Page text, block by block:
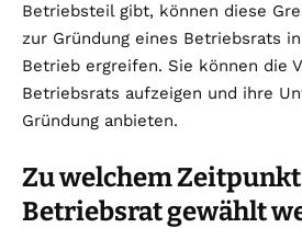
Betriebsteil gibt, können diese
zur Gründung eines Betriebsrats
Betrieb ergreifen. Sie können die
Betriebsrats aufzeigen und ihre
Gründung anbieten.
Zu welchem
Betriebsrat gewählt